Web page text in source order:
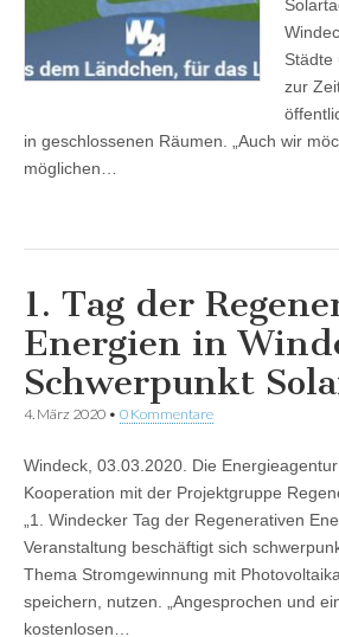
Städte
zur
in geschlossenen Räumen. „Auch wir
möglichen…
1. Tag der
Energien in
Schwerpunkt
4. März 2020 • 0 Kommentare
Windeck, 03.03.2020. Die
Kooperation mit der Projektgruppe
„1. Windecker Tag der Regenerativen
Veranstaltung beschäftigt sich
Thema Stromgewinnung mit
speichern, nutzen. „Angesprochen und
kostenlosen…